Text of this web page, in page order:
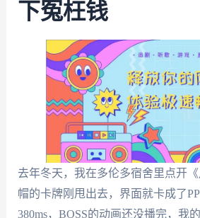
下冤枉钱
去年冬天，我在多伦多宿舍里点开
帽的卡牌刚甩出去，界面就卡成了
380ms，BOSS的动画还没播完，我